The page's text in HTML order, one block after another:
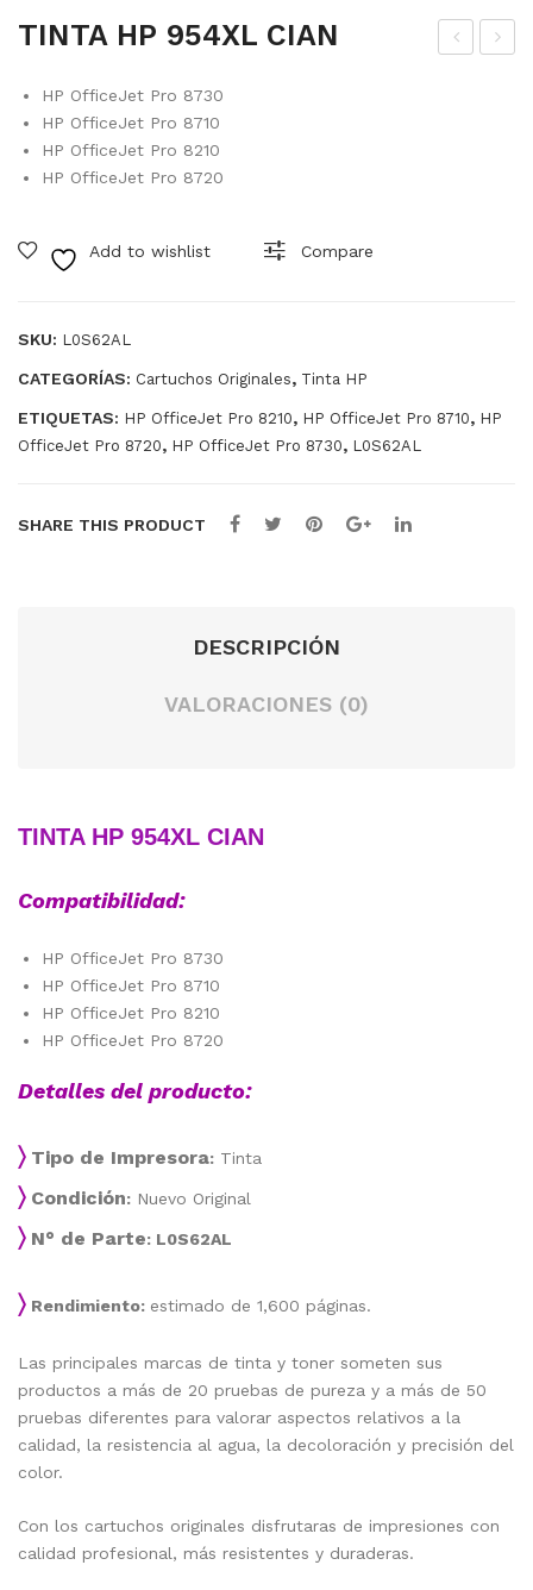
TINTA HP 954XL CIAN
HP OfficeJet Pro 8730
HP OfficeJet Pro 8710
HP OfficeJet Pro 8210
HP OfficeJet Pro 8720
Add to wishlist Compare
SKU: L0S62AL
CATEGORÍAS: Cartuchos Originales, Tinta HP
ETIQUETAS: HP OfficeJet Pro 8210, HP OfficeJet Pro 8710, HP
OfficeJet Pro 8720, HP OfficeJet Pro 8730, L0S62AL
SHARE THIS PRODUCT
DESCRIPCIÓN
VALORACIONES (0)
TINTA HP 954XL CIAN
Compatibilidad:
HP OfficeJet Pro 8730
HP OfficeJet Pro 8710
HP OfficeJet Pro 8210
HP OfficeJet Pro 8720
Detalles del producto:
〉 Tipo de Impresora: Tinta
〉 Condición: Nuevo Original
〉 N° de Parte: L0S62AL
〉 Rendimiento: estimado de 1,600 páginas.
Las principales marcas de tinta y toner someten sus
productos a más de 20 pruebas de pureza y a más de 50
pruebas diferentes para valorar aspectos relativos a la
calidad, la resistencia al agua, la decoloración y precisión del
color.
Con los cartuchos originales disfrutaras de impresiones con
calidad profesional, más resistentes y duraderas.